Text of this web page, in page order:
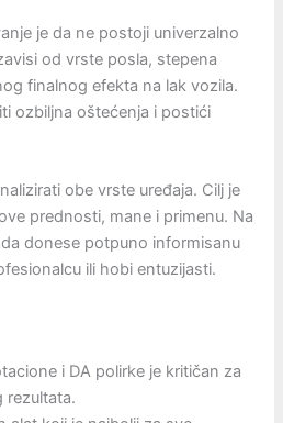
je da ne postoji univerzalno
od vrste posla, stepena
finalnog efekta na lak vozila.
ozbiljna oštećenja i postići
obe vrste uređaja. Cilj je
prednosti, mane i primenu. Na
donese potpuno informisanu
ili hobi entuzijasti.
i DA polirke je kritičan za
rezultata.